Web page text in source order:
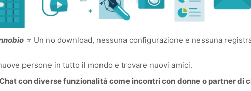
⭐ Un no download, nessuna configurazione e nessuna
persone in tutto il mondo e trovare nuovi amici.
con diverse funzionalità come incontri con donne o partner di